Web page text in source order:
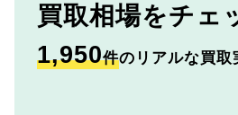
買取相場をチェ
1,950件のリアルな買取